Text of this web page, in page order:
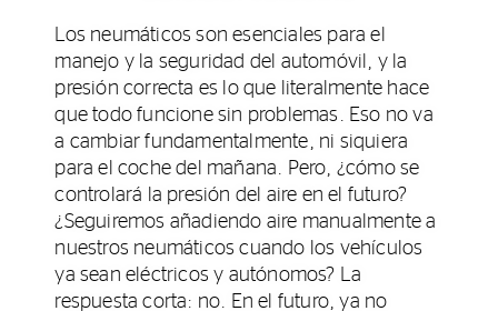
Los neumáticos son esenciales para el
manejo y la seguridad del automóvil, y la
presión correcta es lo que literalmente hace
que todo funcione sin problemas. Eso no va
a cambiar fundamentalmente, ni siquiera
para el coche del mañana. Pero, ¿cómo se
controlará la presión del aire en el futuro?
¿Seguiremos añadiendo aire manualmente a
nuestros neumáticos cuando los vehículos
ya sean eléctricos y autónomos? La
respuesta corta: no. En el futuro, ya no